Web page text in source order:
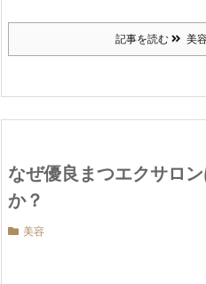
記事を読む 美
なぜ優良まつエクサロ
か？
美容